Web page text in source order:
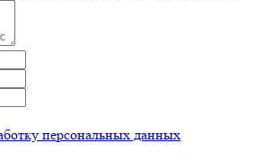
персональных данных